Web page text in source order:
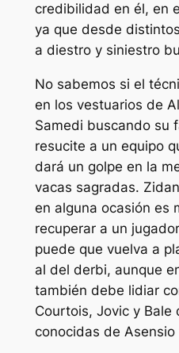
credibilidad en él, en
ya que desde
a diestro y siniestro
No sabemos si el
en los vestuarios de
Samedi buscando su
resucite a un equipo
dará un golpe en la
vacas sagradas.
en alguna ocasión es
recuperar a un
puede que vuelva a
al del derbi, aunque
también debe lidiar
Courtois, Jovic y Bale
conocidas de Asensio